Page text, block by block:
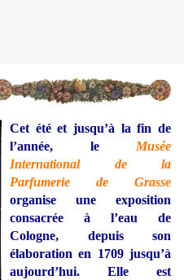
Cet été et jusqu’à la fin de
l’année, le Musée
International de la
Parfumerie de Grasse
organise une exposition
consacrée à l’eau de
Cologne, depuis son
élaboration en 1709 jusqu’à
aujourd’hui. Elle est